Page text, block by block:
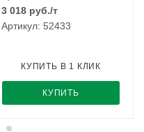
3 018 руб./т
Артикул: 52433
КУПИТЬ
КУПИТЬ В 1 КЛИК